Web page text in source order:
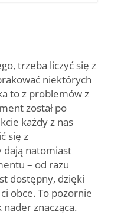
trzeba liczyć się z
niektórych
to z problemów z
został po
każdy z nas
się z
dają natomiast
– od razu
dostępny, dzięki
obce. To pozornie
znacząca.